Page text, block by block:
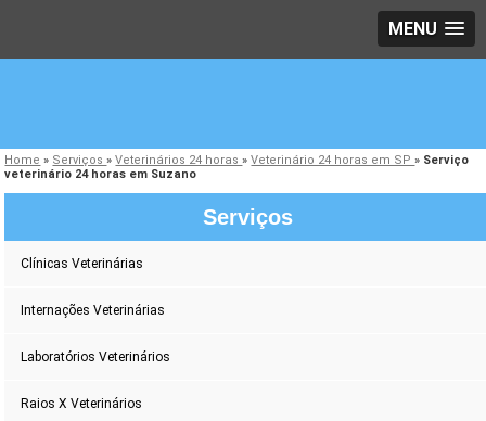
MENU
Home » Serviços»Veterinários 24 horas»Veterinário 24 horas em SP» Serviço
veterinário 24 horas em Suzano
Serviços
Clínicas Veterinárias
Internações Veterinárias
Laboratórios Veterinários
Raios X Veterinários